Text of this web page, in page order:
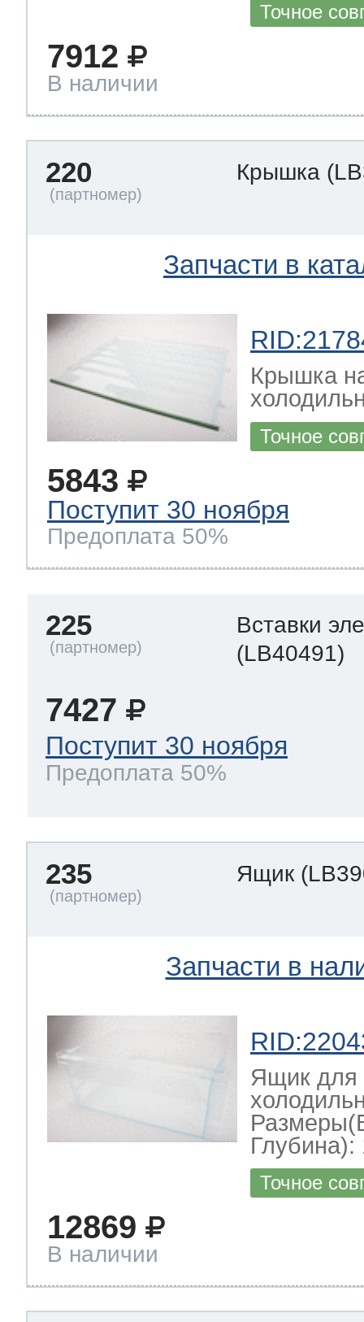
Точное
7912
В наличии
220 Крышка
Запчасти в
Крышка
Точное
5843
Поступит 30 ноября
Предоплата 50%
225
Вставки
(LB40491)
7427
Поступит 30 ноября
Предоплата 50%
235 Ящик
Запчасти в
Ящик для
Глубина):
Точное
12869
В наличии